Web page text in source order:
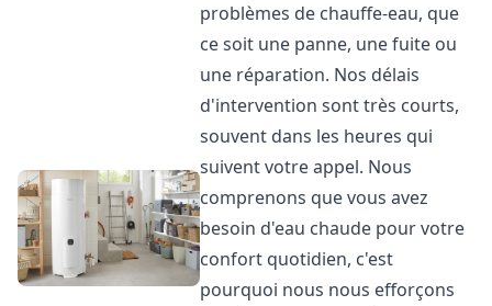
problèmes de chauffe-eau, que
ce soit une panne, une fuite ou
une réparation. Nos délais
d'intervention sont très courts,
souvent dans les heures qui
suivent votre appel. Nous
comprenons que vous avez
besoin d'eau chaude pour votre
confort quotidien, c'est
pourquoi nous nous efforçons